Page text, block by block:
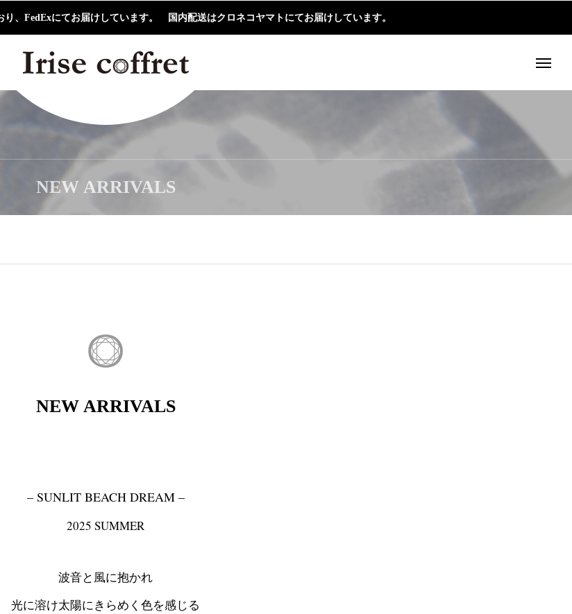
、FedExにてお届けしています。 国内配送はクロネコヤマトにてお届けしています。
NEW ARRIVALS
NEW ARRIVALS
– SUNLIT BEACH DREAM –
2025 SUMMER
波音と風に抱かれ
光に溶け太陽にきらめく色を感じる